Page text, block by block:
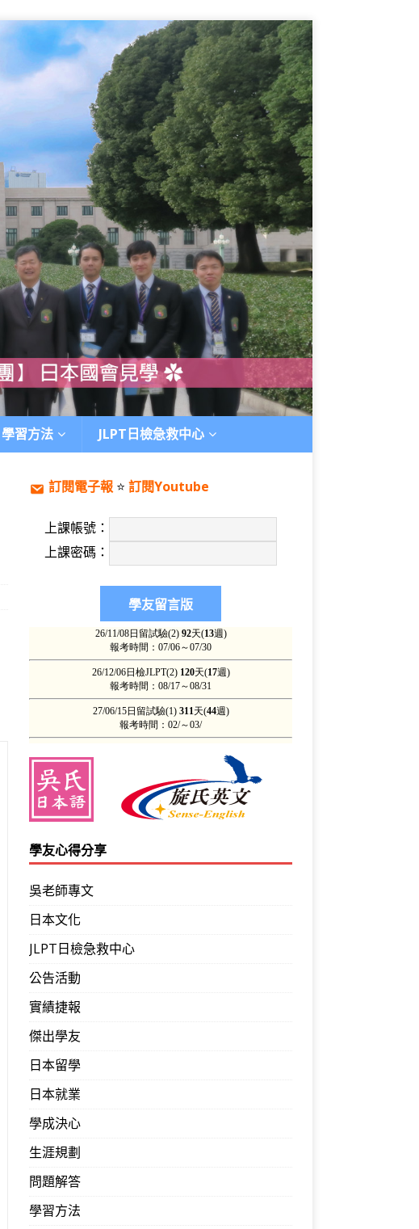
學習方法 JLPT日檢急救中心
訂閱電子報⭐️ 訂閱Youtube
上課帳號：
上課密碼：
學友心得分享
吳老師專文
日本文化
JLPT日檢急救中心
公告活動
實績捷報
傑出學友
日本留學
日本就業
學成決心
生涯規劃
問題解答
學習方法